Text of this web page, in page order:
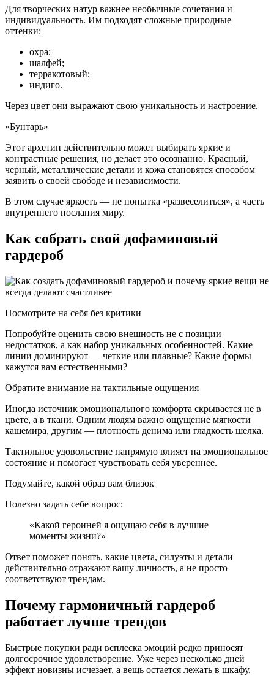
Для творческих натур важнее необычные сочетания и
индивидуальность. Им подходят сложные природные
оттенки:
охра;
шалфей;
терракотовый;
индиго.
Через цвет они выражают свою уникальность и настроение.
«Бунтарь»
Этот архетип действительно может выбирать яркие и
контрастные решения, но делает это осознанно. Красный,
черный, металлические детали и кожа становятся способом
заявить о своей свободе и независимости.
В этом случае яркость — не попытка «развеселиться», а часть
внутреннего послания миру.
Как собрать свой дофаминовый
гардероб
Посмотрите на себя без критики
Попробуйте оценить свою внешность не с позиции
недостатков, а как набор уникальных особенностей. Какие
линии доминируют — четкие или плавные? Какие формы
кажутся вам естественными?
Обратите внимание на тактильные ощущения
Иногда источник эмоционального комфорта скрывается не в
цвете, а в ткани. Одним людям важно ощущение мягкости
кашемира, другим — плотность денима или гладкость шелка.
Тактильное удовольствие напрямую влияет на эмоциональное
состояние и помогает чувствовать себя увереннее.
Подумайте, какой образ вам близок
Полезно задать себе вопрос:
«Какой героиней я ощущаю себя в лучшие
моменты жизни?»
Ответ поможет понять, какие цвета, силуэты и детали
действительно отражают вашу личность, а не просто
соответствуют трендам.
Почему гармоничный гардероб
работает лучше трендов
Быстрые покупки ради всплеска эмоций редко приносят
долгосрочное удовлетворение. Уже через несколько дней
эффект новизны исчезает, а вещь остается лежать в шкафу.